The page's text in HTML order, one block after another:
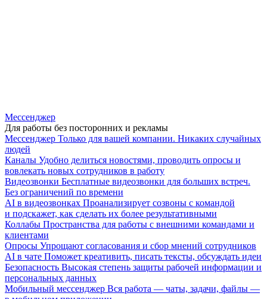
Мессенджер
Для работы без посторонних и рекламы
Мессенджер Только для вашей компании. Никаких случайных
людей
Каналы Удобно делиться новостями, проводить опросы и
вовлекать новых сотрудников в работу
Видеозвонки Бесплатные видеозвонки для больших встреч.
Без ограничений по времени
AI в видеозвонках Проанализирует созвоны с командой
и подскажет, как сделать их более результативными
Коллабы Пространства для работы с внешними командами и
клиентами
Опросы Упрощают согласования и сбор мнений сотрудников
AI в чате Поможет креативить, писать тексты, обсуждать идеи
Безопасность Высокая степень защиты рабочей информации и
персональных данных
Мобильный мессенджер Вся работа — чаты, задачи, файлы —